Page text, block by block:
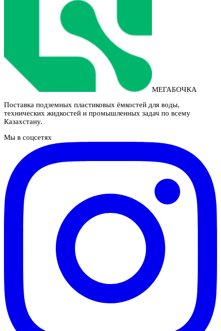
МЕГАБОЧКА
Поставка подземных пластиковых ёмкостей для воды,
технических жидкостей и промышленных задач по всему
Казахстану.
Мы в соцсетях